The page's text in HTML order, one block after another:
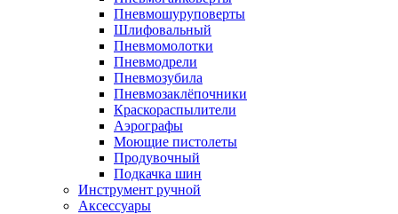
Пневмошуруповерты
Шлифовальный
Пневмомолотки
Пневмодрели
Пневмозубила
Пневмозаклёпочники
Краскораспылители
Аэрографы
Моющие пистолеты
Продувочный
Подкачка шин
Инструмент ручной
Аксессуары